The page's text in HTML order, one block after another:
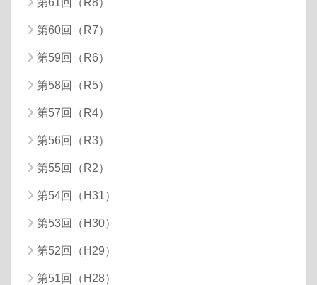
第61回（R8）
第60回（R7）
第59回（R6）
第58回（R5）
第57回（R4）
第56回（R3）
第55回（R2）
第54回（H31）
第53回（H30）
第52回（H29）
第51回（H28）